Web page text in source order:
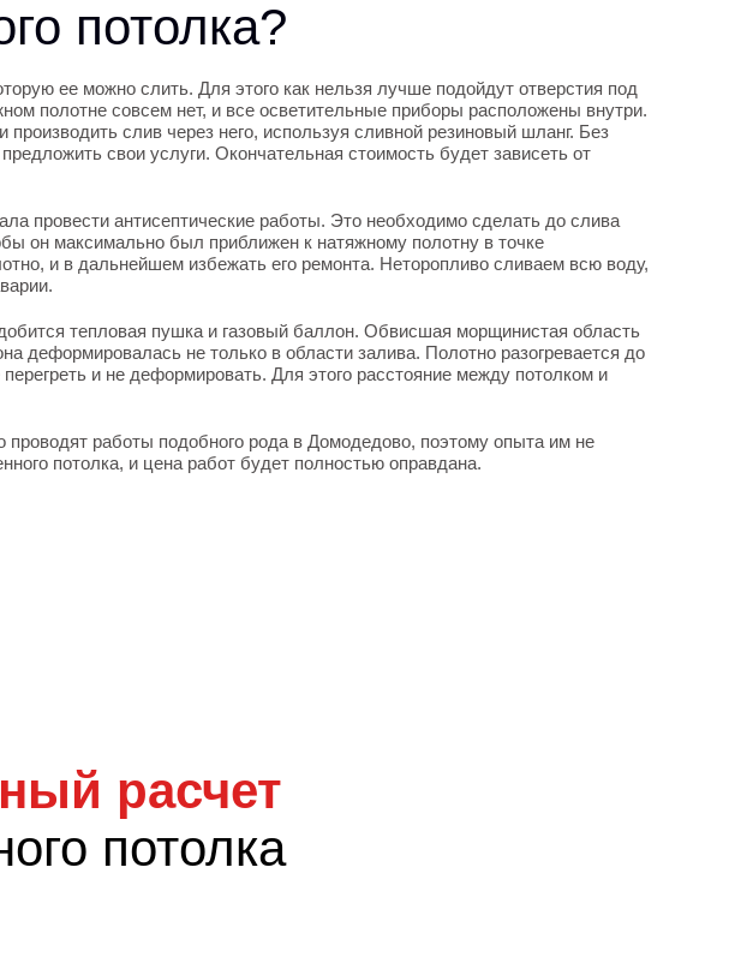
потолка?
ее можно слить. Для этого как нельзя лучше подойдут отверстия под
полотне совсем нет, и все осветительные приборы расположены внутри.
слив через него, используя сливной резиновый шланг. Без
свои услуги. Окончательная стоимость будет зависеть от
провести антисептические работы. Это необходимо сделать до слива
он максимально был приближен к натяжному полотну в точке
и в дальнейшем избежать его ремонта. Неторопливо сливаем всю воду,
тепловая пушка и газовый баллон. Обвисшая морщинистая область
деформировалась не только в области залива. Полотно разогревается до
и не деформировать. Для этого расстояние между потолком и
проводят работы подобного рода в Домодедово, поэтому опыта им не
потолка, и цена работ будет полностью оправдана.
расчет
потолка